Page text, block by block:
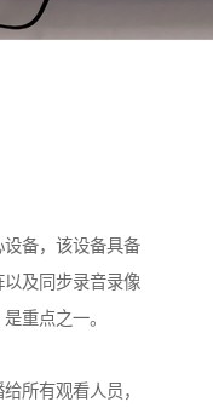
备，该设备具备
及同步录音录像
重点之一。
所有观看人员，